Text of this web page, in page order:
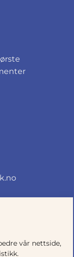
vår nettside,